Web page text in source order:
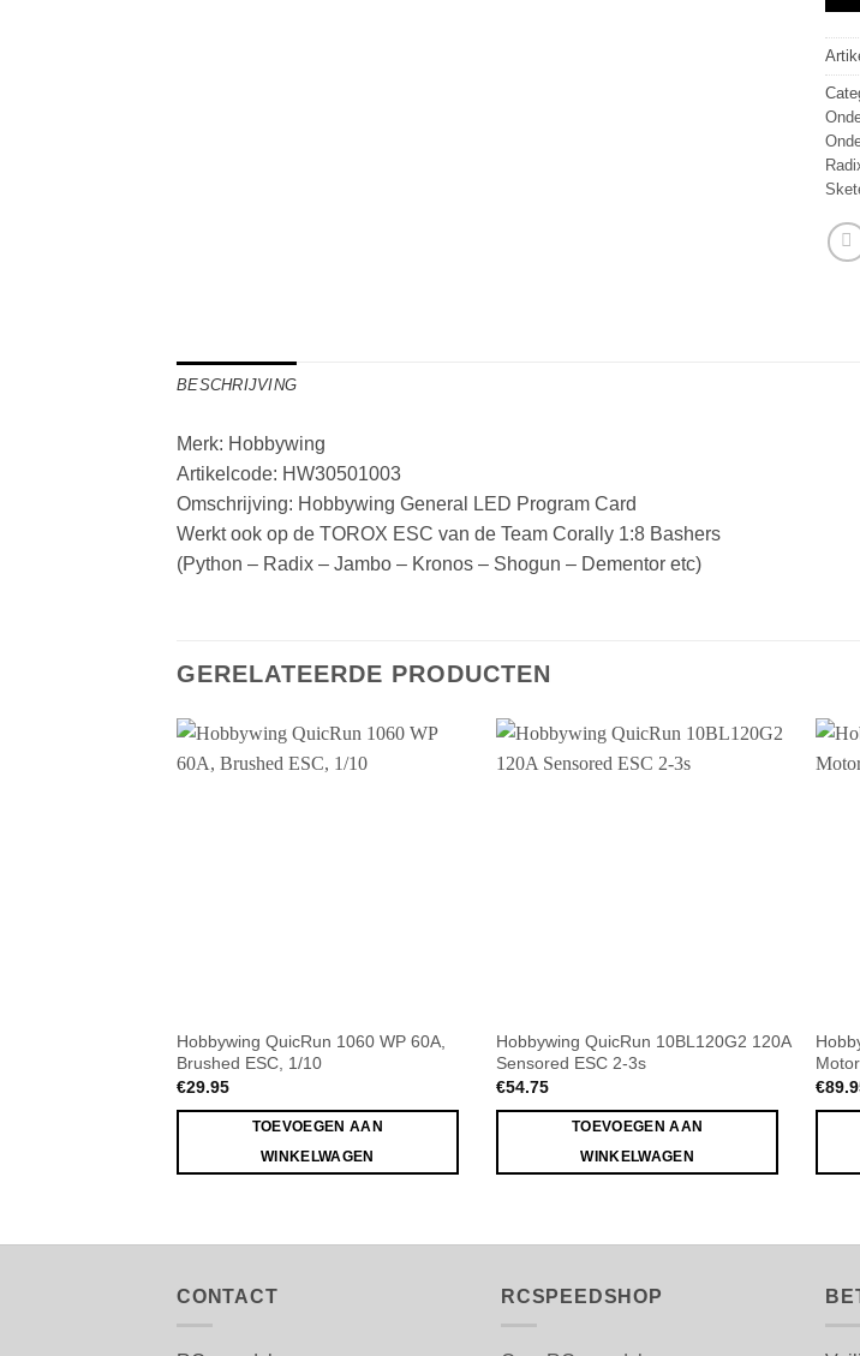
BESCHRIJVING
Merk: Hobbywing
Artikelcode: HW30501003
Omschrijving: Hobbywing General LED Program Card
Werkt ook op de TOROX ESC van de Team Corally 1:8 Bashers
(Python – Radix – Jambo – Kronos – Shogun – Dementor etc)
GERELATEERDE PRODUCTEN
Hobbywing QuicRun 1060 WP 60A,
Brushed ESC, 1/10
€29.95
TOEVOEGEN AAN
WINKELWAGEN
Hobbywing QuicRun 10BL120G2 120A
Sensored ESC 2-3s
€54.75
TOEVOEGEN AAN
WINKELWAGEN
€
CONTACT RCSPEEDSHOP